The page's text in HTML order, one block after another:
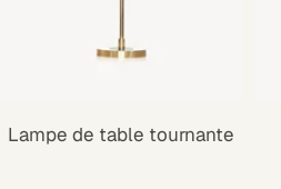
Lampe de table tournante